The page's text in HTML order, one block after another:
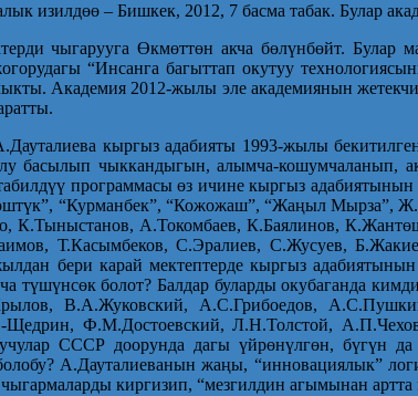
изилдөө – Бишкек, 2012, 7 басма табак. Булар
чыгарууга Өкмөттөн акча бөлүнбөйт.
“Инсанга багыттап окутуу
Академия 2012-жылы эле академиянын
кыргыз адабияты 1993-жылы
басылып чыккандыгын, алымча-кошумчаланып,
программасы өз ичине кыргыз
“Курманбек”, “Кожожаш”, “Жаңыл Мырза”,
К.Тыныстанов, А.Токомбаев, К.Баялинов,
Т.Касымбеков, С.Эралиев, С.Жусуев,
бери карай мектептерде кыргыз
болот? Балдар буларды окубаганда
В.А.Жуковский, А.С.Грибоедов,
Ф.М.Достоевский, Л.Н.Толстой,
СССР доорунда дагы үйрөнүлгөн, бүгүн
А.Дауталиеванын жаңы, “инновациялык”
киргизип, “мезгилдин агымынан